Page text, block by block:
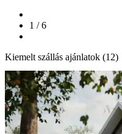
1 / 6
Kiemelt szállás ajánlatok (12)